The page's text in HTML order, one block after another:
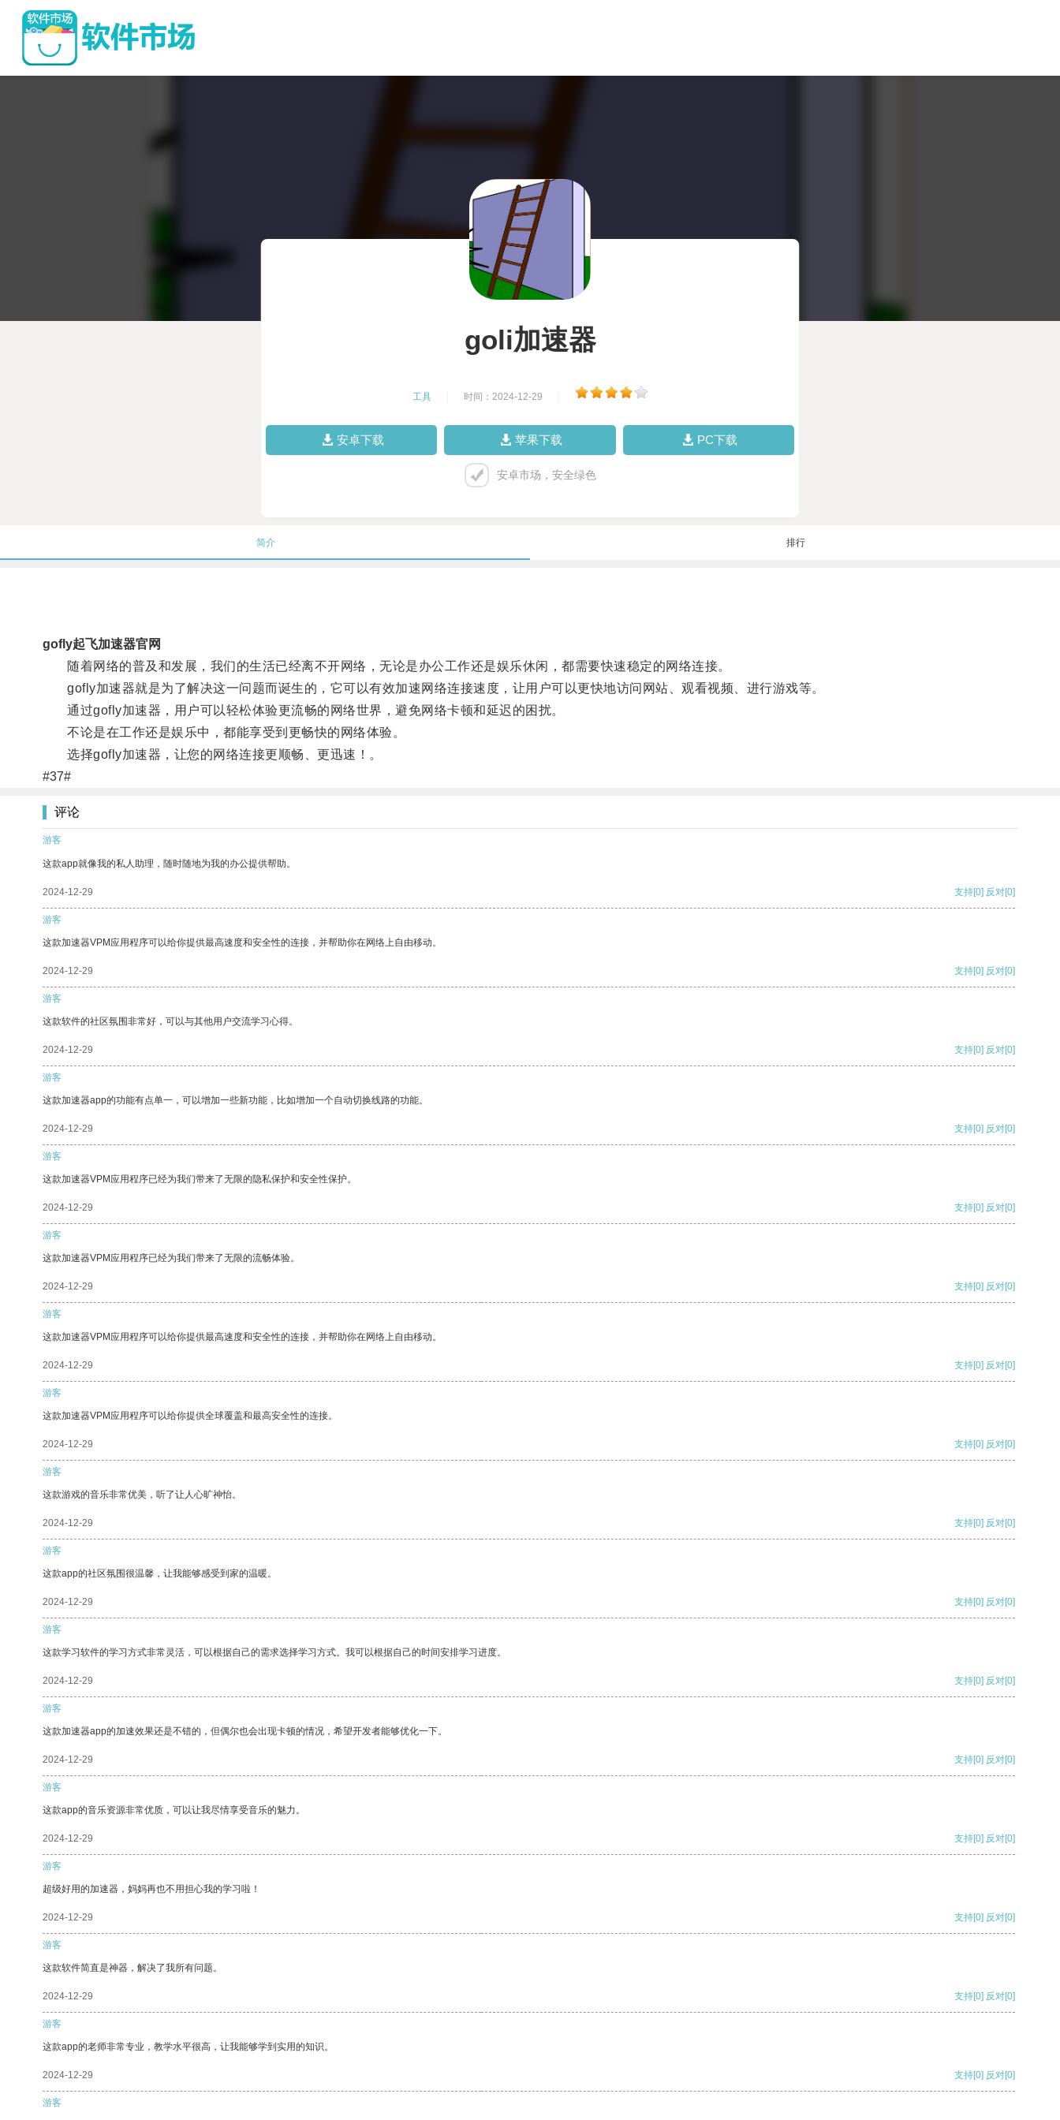
goli加速器
工具 时间：2024-12-29
安卓下载 苹果下载 PC下载
安卓市场，安全绿色
简介 排行
gofly起飞加速器官网
随着网络的普及和发展，我们的生活已经离不开网络，无论是办公工作还是娱乐休闲，都需要快速稳定的网络连接。
gofly加速器就是为了解决这一问题而诞生的，它可以有效加速网络连接速度，让用户可以更快地访问网站、观看视频、进行游戏等。
通过gofly加速器，用户可以轻松体验更流畅的网络世界，避免网络卡顿和延迟的困扰。
不论是在工作还是娱乐中，都能享受到更畅快的网络体验。
选择gofly加速器，让您的网络连接更顺畅、更迅速！。
#37#
评论
游客
这款app就像我的私人助理，随时随地为我的办公提供帮助。
2024-12-29 支持[0] 反对[0]
游客
这款加速器VPM应用程序可以给你提供最高速度和安全性的连接，并帮助你在网络上自由移动。
2024-12-29 支持[0] 反对[0]
游客
这款软件的社区氛围非常好，可以与其他用户交流学习心得。
2024-12-29 支持[0] 反对[0]
游客
这款加速器app的功能有点单一，可以增加一些新功能，比如增加一个自动切换线路的功能。
2024-12-29 支持[0] 反对[0]
游客
这款加速器VPM应用程序已经为我们带来了无限的隐私保护和安全性保护。
2024-12-29 支持[0] 反对[0]
游客
这款加速器VPM应用程序已经为我们带来了无限的流畅体验。
2024-12-29 支持[0] 反对[0]
游客
这款加速器VPM应用程序可以给你提供最高速度和安全性的连接，并帮助你在网络上自由移动。
2024-12-29 支持[0] 反对[0]
游客
这款加速器VPM应用程序可以给你提供全球覆盖和最高安全性的连接。
2024-12-29 支持[0] 反对[0]
游客
这款游戏的音乐非常优美，听了让人心旷神怡。
2024-12-29 支持[0] 反对[0]
游客
这款app的社区氛围很温馨，让我能够感受到家的温暖。
2024-12-29 支持[0] 反对[0]
游客
这款学习软件的学习方式非常灵活，可以根据自己的需求选择学习方式。我可以根据自己的时间安排学习进度。
2024-12-29 支持[0] 反对[0]
游客
这款加速器app的加速效果还是不错的，但偶尔也会出现卡顿的情况，希望开发者能够优化一下。
2024-12-29 支持[0] 反对[0]
游客
这款app的音乐资源非常优质，可以让我尽情享受音乐的魅力。
2024-12-29 支持[0] 反对[0]
游客
超级好用的加速器，妈妈再也不用担心我的学习啦！
2024-12-29 支持[0] 反对[0]
游客
这款软件简直是神器，解决了我所有问题。
2024-12-29 支持[0] 反对[0]
游客
这款app的老师非常专业，教学水平很高，让我能够学到实用的知识。
2024-12-29 支持[0] 反对[0]
游客